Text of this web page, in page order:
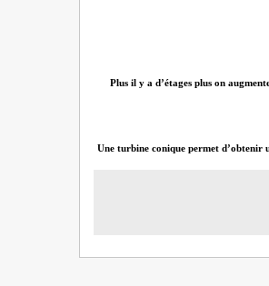
Plus il y a d’étages plus on
Une turbine conique permet d’obtenir